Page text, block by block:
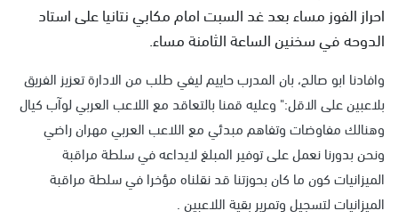
احراز الفوز مساء بعد غد السبت امام مكابي نتانيا على استاد
الدوحه في سخنين الساعة الثامنة مساء.
وافادنا ابو صالح، بان المدرب حاييم ليفي طلب من الادارة تعزيز الفريق
بلاعبين على الاقل:" وعليه قمنا بالتعاقد مع اللاعب العربي لوآب كيال
وهنالك مفاوضات وتفاهم مبدئي مع اللاعب العربي مهران راضي
ونحن بدورنا نعمل على توفير المبلغ لايداعه في سلطة مراقبة
الميزانيات كون ما كان بحوزتنا قد نقلناه مؤخرا في سلطة مراقبة
الميزانيات لتسجيل وتمرير بقية اللاعبين .